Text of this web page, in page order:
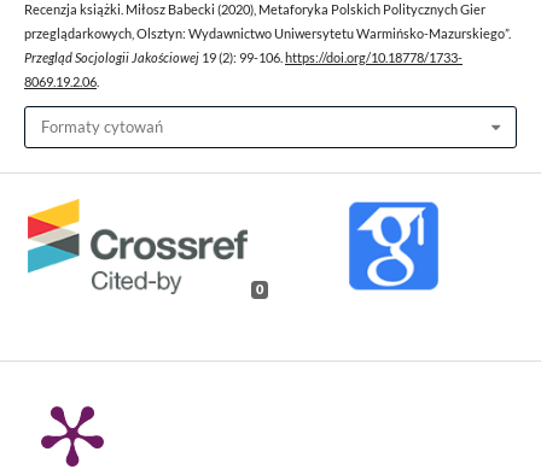
Recenzja książki. Miłosz Babecki (2020), Metaforyka Polskich Politycznych Gier
przeglądarkowych, Olsztyn: Wydawnictwo Uniwersytetu Warmińsko-Mazurskiego”.
Przegląd Socjologii Jakościowej 19 (2): 99-106. https://doi.org/10.18778/1733-
8069.19.2.06
Formaty cytowań
0